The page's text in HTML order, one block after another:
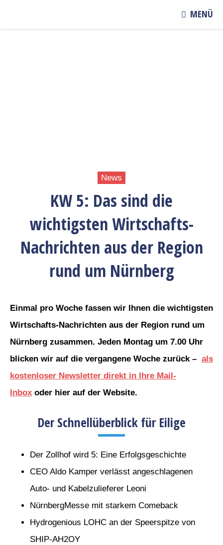
MENÜ
News
KW 5: Das sind die
wichtigsten Wirtschafts-
Nachrichten aus der Region
rund um Nürnberg
Einmal pro Woche fassen wir Ihnen die wichtigsten
Wirtschafts-Nachrichten aus der Region rund um
Nürnberg zusammen. Jeden Montag um 7.00 Uhr
blicken wir auf die vergangene Woche zurück – als
kostenloser Newsletter direkt in Ihre Mail-
Inbox oder hier auf der Website.
Der Schnellüberblick für Eilige
Der Zollhof wird 5: Eine Erfolgsgeschichte
CEO Aldo Kamper verlässt angeschlagenen
Auto- und Kabelzulieferer Leoni
NürnbergMesse mit starkem Comeback
Hydrogenious LOHC an der Speerspitze von
SHIP-AH2OY